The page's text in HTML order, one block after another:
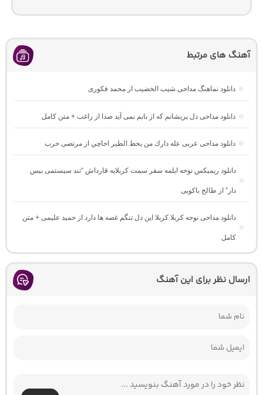
آهنگ های مرتبط
دانلود نماهنگ مداحی شیب الخضیب از محمد فکوری
دانلود مداحی دل پریشانم که از بابم نمی آید صدا از راغب + متن کامل
دانلود مداحی عربی عله دارك من يحط الطير احاچي از مرتضی حرب
دانلود ریمیکس نوحه ایلمه سفر سمت کربلایه قارداش “تند سیستمی بیس
دار” از طالح باکویی
دانلود مداحی نوحه کربلا کربلا این دل تنگم غصه ها دارد از حمید علیمی + متن
کامل
ارسال نظر برای این آهنگ